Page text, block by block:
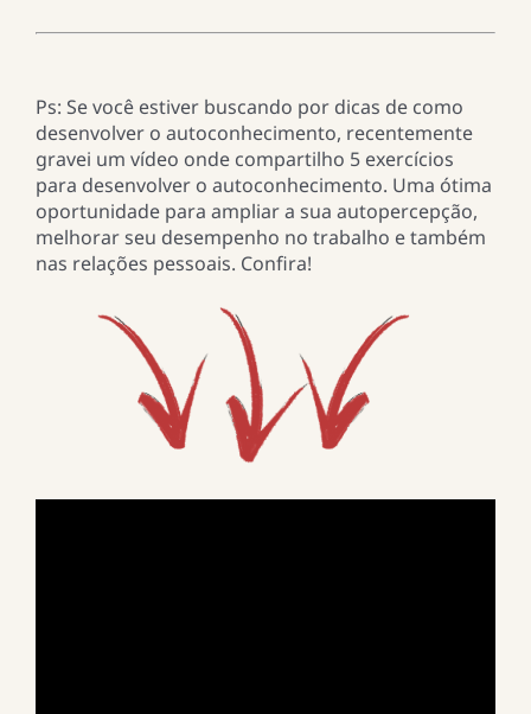
Ps: Se você estiver buscando por dicas de como
desenvolver o autoconhecimento, recentemente
gravei um vídeo onde compartilho 5 exercícios
para desenvolver o autoconhecimento. Uma ótima
oportunidade para ampliar a sua autopercepção,
melhorar seu desempenho no trabalho e também
nas relações pessoais. Confira!